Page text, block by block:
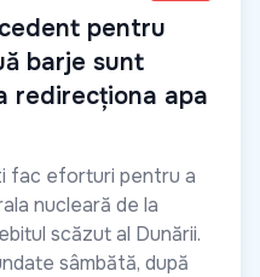
pentru
barje sunt
redirecționa apa
fac eforturi pentru a
nucleară de la
scăzut al Dunării.
sâmbătă, după